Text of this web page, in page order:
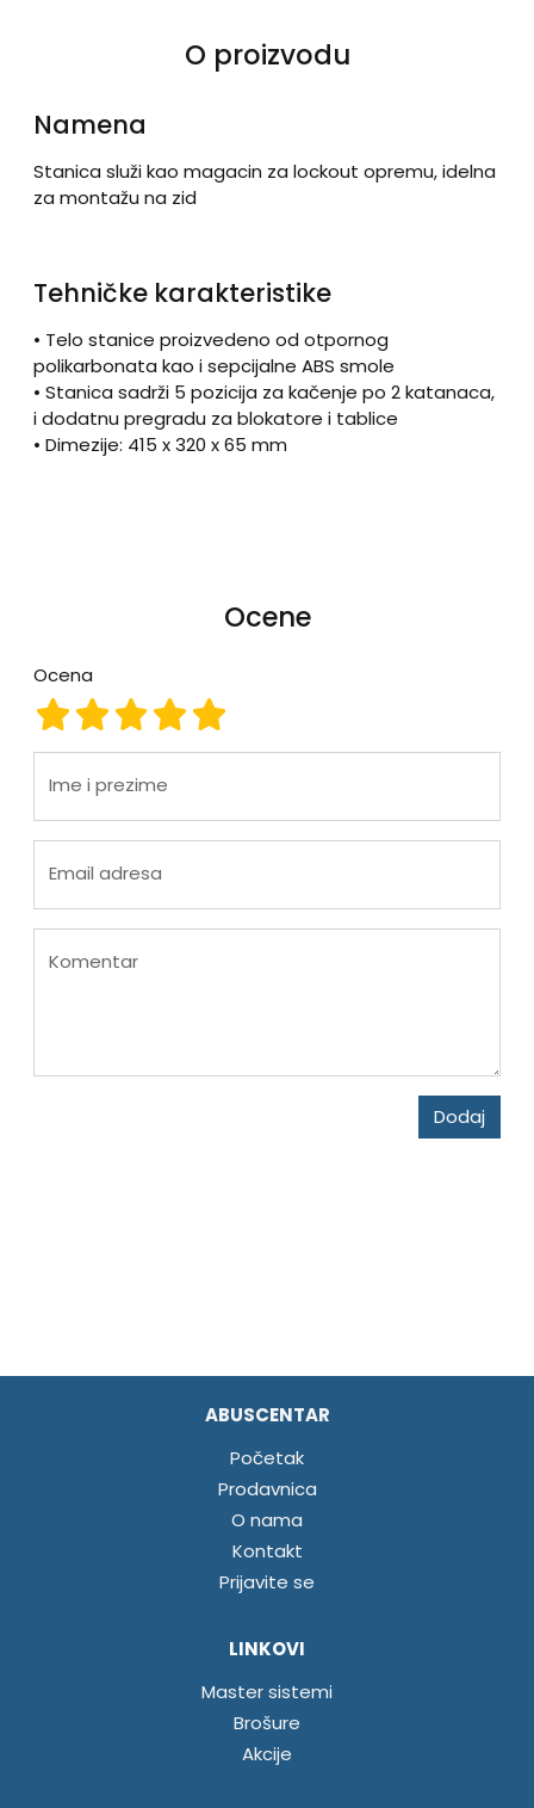
O proizvodu
Namena
Stanica služi kao magacin za lockout opremu, idelna
za montažu na zid
Tehničke karakteristike
• Telo stanice proizvedeno od otpornog
polikarbonata kao i sepcijalne ABS smole
• Stanica sadrži 5 pozicija za kačenje po 2 katanaca,
i dodatnu pregradu za blokatore i tablice
• Dimezije: 415 x 320 x 65 mm
Ocene
Ocena
Ocena 5
Ocena 4
Ocena 3
Ocena 2
Ocena 1
Ime i prezime
Email adresa
Komentar
Dodaj
ABUSCENTAR
Početak
Prodavnica
O nama
Kontakt
Prijavite se
LINKOVI
Master sistemi
Brošure
Akcije